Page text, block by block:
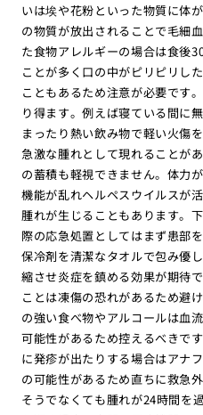
いは埃や花粉といった物質に体
の物質が放出されることで毛細
た食物アレルギーの場合は食後
ことが多く口の中がピリピリし
こともあるため注意が必要です
り得ます。例えば寝ている間に
まったり熱い飲み物で軽い火傷
急激な腫れとして現れることが
の蓄積も軽視できません。体力
機能が乱れヘルペスウイルスが
腫れが生じることもあります。
際の応急処置としてはまず患部
保冷剤を清潔なタオルで包み優
縮させ炎症を鎮める効果が期待
ことは凍傷の恐れがあるため避
の強い食べ物やアルコールは血
可能性があるため控えるべきで
に発疹が出たりする場合はアナ
の可能性があるため直ちに救急
そうでなくても腫れが24時間を